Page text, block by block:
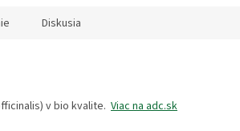
Diskusia
v bio kvalite. Viac na adc.sk